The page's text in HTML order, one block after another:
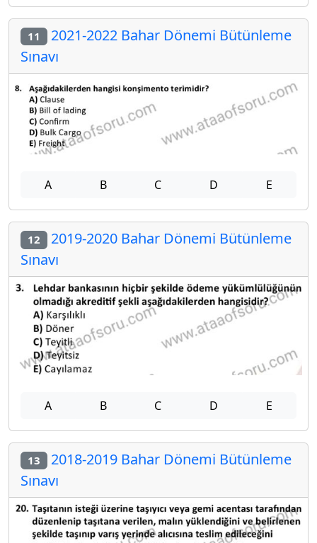
11 2021-2022 Bahar Dönemi Bütünleme
Sınavı
A B C D E
12 2019-2020 Bahar Dönemi Bütünleme
Sınavı
A B C D E
13 2018-2019 Bahar Dönemi Bütünleme
Sınavı